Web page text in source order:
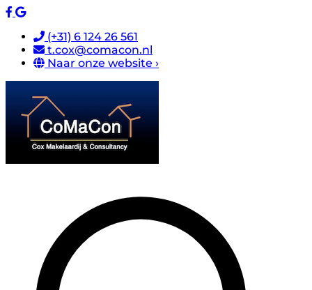
(+31) 6 124 26 561
t.cox@comacon.nl
Naar onze website ›